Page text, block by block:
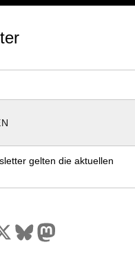
gelten die aktuellen